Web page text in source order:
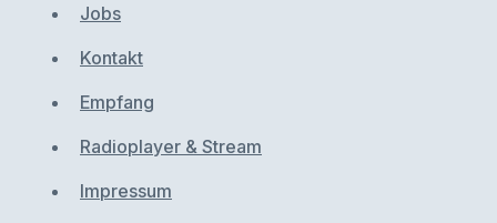
Jobs
Kontakt
Empfang
Radioplayer & Stream
Impressum